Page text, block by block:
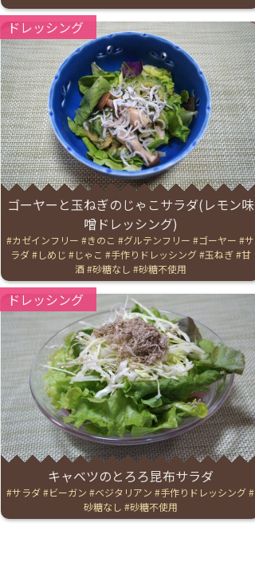
Categories:
ドレッシング
ゴーヤーと玉ねぎのじゃこサラダ(レモン味
噌ドレッシング)
Tags:
カゼインフリー きのこ グルテンフリー ゴーヤー
サ
ラダ しめじ じゃこ 手作りドレッシング 玉ねぎ 甘
酒 砂糖なし 砂糖不使用
Categories:
ドレッシング
キャベツのとろろ昆布サラダ
Tags:
サラダ ビーガン ベジタリアン
手作りドレッシング
砂糖なし
砂糖不使用